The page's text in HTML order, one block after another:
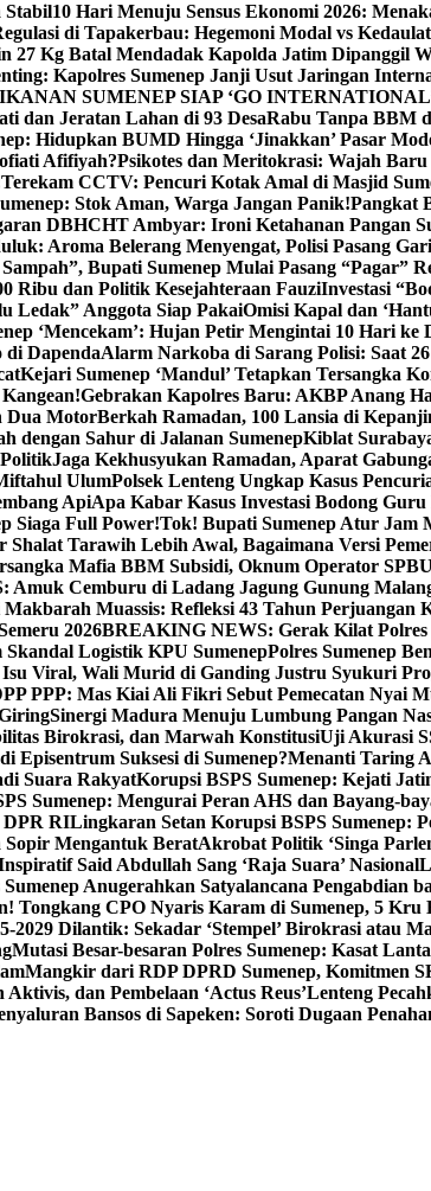
Stabil10 Hari Menuju Sensus Ekonomi 2026:
di Tapakerbau: Hegemoni Modal vs
27 Kg Batal Mendadak Kapolda Jatim Dipanggil
Kapolres Sumenep Janji Usut Jaringan
SUMENEP SIAP ‘GO
dan Jeratan Lahan di 93 DesaRabu Tanpa BBM
Hidupkan BUMD Hingga ‘Jinakkan’ Pasar
Afifiyah?Psikotes dan Meritokrasi: Wajah Baru
Terekam CCTV: Pencuri Kotak Amal di Masjid
Stok Aman, Warga Jangan Panik!Pangkat
DBHCHT Ambyar: Ironi Ketahanan Pangan
Aroma Belerang Menyengat, Polisi Pasang
Bupati Sumenep Mulai Pasang “Pagar”
Ribu dan Politik Kesejahteraan FauziInvestasi
Ledak” Anggota Siap PakaiOmisi Kapal dan
‘Mencekam’: Hujan Petir Mengintai 10 Hari ke
DapendaAlarm Narkoba di Sarang Polisi: Saat
Kejari Sumenep ‘Mandul’ Tetapkan Tersangka
Gebrakan Kapolres Baru: AKBP Anang
Dua MotorBerkah Ramadan, 100 Lansia di
dengan Sahur di Jalanan SumenepKiblat
Jaga Kekhusyukan Ramadan, Aparat
UlumPolsek Lenteng Ungkap Kasus
ApiApa Kabar Kasus Investasi Bodong
Siaga Full Power!Tok! Bupati Sumenep Atur Jam
Tarawih Lebih Awal, Bagaimana Versi
Mafia BBM Subsidi, Oknum Operator
Amuk Cemburu di Ladang Jagung Gunung
Muassis: Refleksi 43 Tahun Perjuangan
2026BREAKING NEWS: Gerak Kilat
Logistik KPU SumenepPolres Sumenep
Viral, Wali Murid di Ganding Justru Syukuri
PPP: Mas Kiai Ali Fikri Sebut Pemecatan Nyai
Sinergi Madura Menuju Lumbung Pangan
Birokrasi, dan Marwah KonstitusiUji Akurasi
Suksesi di Sumenep?Menanti Taring
Suara RakyatKorupsi BSPS Sumenep: Kejati
Sumenep: Mengurai Peran AHS dan Bayang-
DPR RILingkaran Setan Korupsi BSPS Sumenep:
Mengantuk BeratAkrobat Politik ‘Singa
Said Abdullah Sang ‘Raja Suara’ Nasional
Anugerahkan Satyalancana Pengabdian
Tongkang CPO Nyaris Karam di Sumenep, 5
2029 Dilantik: Sekadar ‘Stempel’ Birokrasi atau
Mutasi Besar-besaran Polres Sumenep: Kasat
Mangkir dari RDP DPRD Sumenep, Komitmen
dan Pembelaan ‘Actus Reus’Lenteng
Bansos di Sapeken: Soroti Dugaan